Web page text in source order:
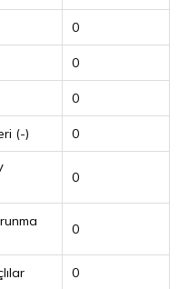
0
0
0
(-) 0
0
0
0